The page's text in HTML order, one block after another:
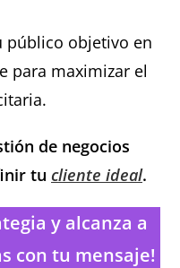
público objetivo en
para maximizar el
de negocios
tu cliente ideal.
y alcanza a
con tu mensaje!